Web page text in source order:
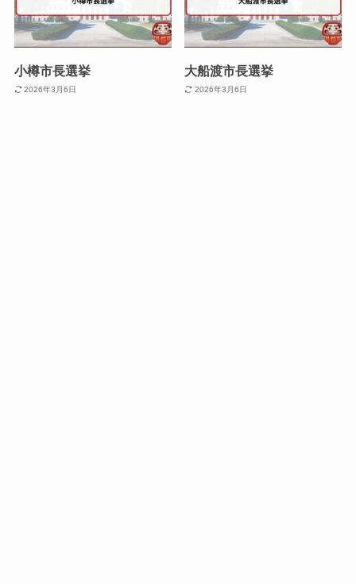
小樽市長選挙
2026年3月6日
大船渡市長選挙
2026年3月6日